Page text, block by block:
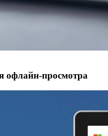
офлайн‑просмотра